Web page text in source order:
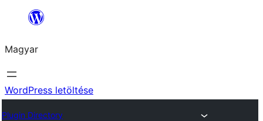
Ugrás
tartalomhoz
Magyar
WordPress letöltése
Plugin Directory